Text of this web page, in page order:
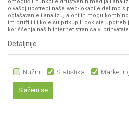
Zamjena artikala
Plaćanje karticama
PRATITE NAS
o vašoj upotrebi naše web-lokacije delimo s
oglašavanje i analizu, a oni ih mogu
im pružili ili koje su prikupili dok ste
korišćenja naših internet stranica vi
Detaljnije
Nužni Statistika
Slažem se